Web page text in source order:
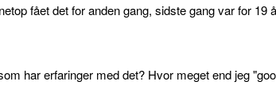
fået det for anden gang, sidste gang var for 19
har erfaringer med det? Hvor meget end jeg